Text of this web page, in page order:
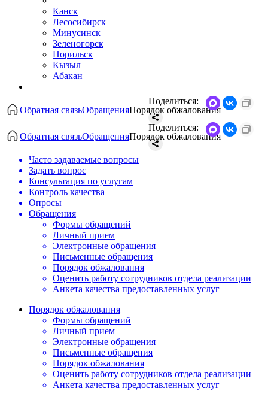
Канск
Лесосибирск
Минусинск
Зеленогорск
Норильск
Кызыл
Абакан
Обратная связьОбращенияПорядок обжалования
Поделиться:
Обратная связьОбращенияПорядок обжалования
Поделиться:
Часто задаваемые вопросы
Задать вопрос
Консультация по услугам
Контроль качества
Опросы
Обращения
Формы обращений
Личный прием
Электронные обращения
Письменные обращения
Порядок обжалования
Оценить работу сотрудников отдела реализации
Анкета качества предоставленных услуг
Порядок обжалования
Формы обращений
Личный прием
Электронные обращения
Письменные обращения
Порядок обжалования
Оценить работу сотрудников отдела реализации
Анкета качества предоставленных услуг